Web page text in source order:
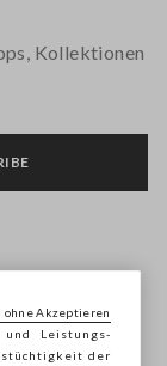
Kollektionen
und Leistungs-
der
ohne Akzeptieren